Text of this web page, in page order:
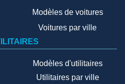
Modèles de voitures
Voitures par ville
Modèles d'utilitaires
Utilitaires par ville